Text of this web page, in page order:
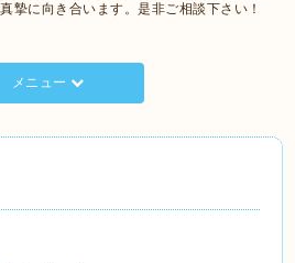
摯に向き合います。是非ご相談下さい！
メニュー